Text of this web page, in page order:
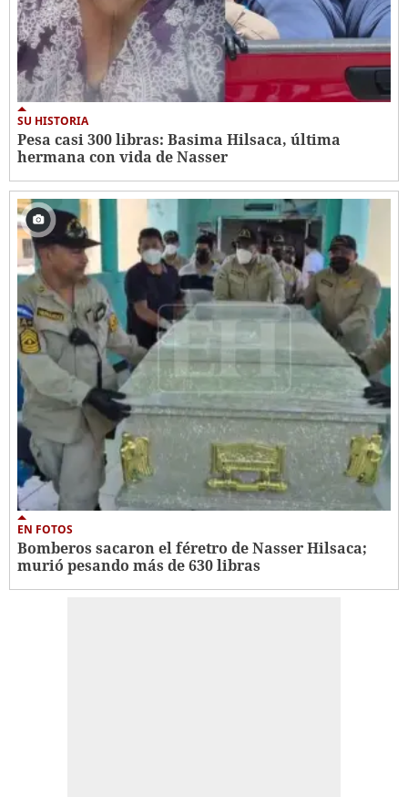
SU HISTORIA
Pesa casi 300 libras: Basima Hilsaca, última
hermana con vida de Nasser
EN FOTOS
Bomberos sacaron el féretro de Nasser Hilsaca;
murió pesando más de 630 libras